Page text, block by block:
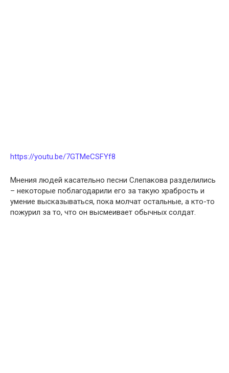
https://youtu.be/7GTMeCSFYf8
Мнения людей касательно песни Слепакова разделились
– некоторые поблагодарили его за такую храбрость и
умение высказываться, пока молчат остальные, а кто-то
пожурил за то, что он высмеивает обычных солдат.